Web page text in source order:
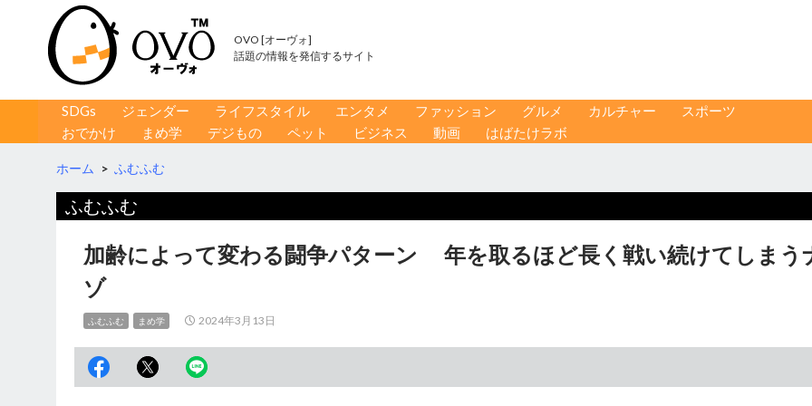
OVO [オーヴォ]
話題の情報を発信するサイト
コンテンツへ移動
SDGs ジェンダー ライフスタイル エンタメ ファッション グルメ カルチャー
スポーツ
おでかけ
まめ学 デジもの ペット ビジネス 動画 はばたけラボ
ホーム > ふむふむ
ふむふむ
加齢によって変わる闘争パターン 年を取るほど長く戦い続けてしまう
ゾ
ふむふむ まめ学 2024年3月13日